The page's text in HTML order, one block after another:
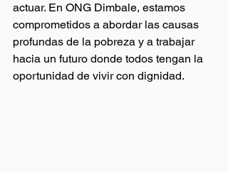
actuar. En ONG Dimbale, estamos
comprometidos a abordar las causas
profundas de la pobreza y a trabajar
hacia un futuro donde todos tengan la
oportunidad de vivir con dignidad.